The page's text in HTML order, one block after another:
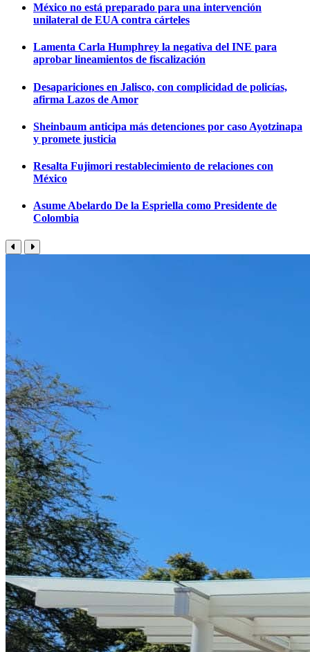
México no está preparado para una intervención
unilateral de EUA contra cárteles
Lamenta Carla Humphrey la negativa del INE para
aprobar lineamientos de fiscalización
Desapariciones en Jalisco, con complicidad de policías,
afirma Lazos de Amor
Sheinbaum anticipa más detenciones por caso Ayotzinapa
y promete justicia
Resalta Fujimori restablecimiento de relaciones con
México
Asume Abelardo De la Espriella como Presidente de
Colombia